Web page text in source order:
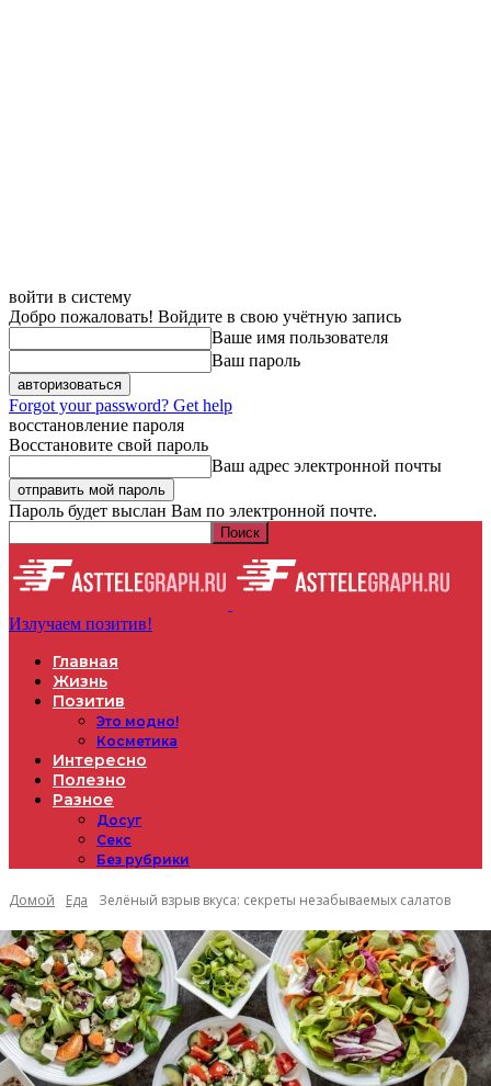
войти в систему
Добро пожаловать! Войдите в свою учётную запись
Ваше имя пользователя
Ваш пароль
Forgot your password? Get help
восстановление пароля
Восстановите свой пароль
Ваш адрес электронной почты
Пароль будет выслан Вам по электронной почте.
Излучаем позитив!
Главная
Жизнь
Позитив
Это модно!
Косметика
Интересно
Полезно
Разное
Досуг
Секс
Без рубрики
Домой Еда Зелёный взрыв вкуса: секреты незабываемых салатов